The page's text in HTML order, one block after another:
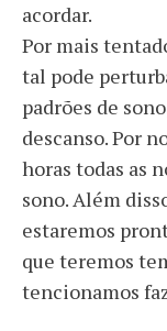
acordar.
Por mais
tal pode
padrões de
descanso. Por
horas todas as
sono. Além
estaremos
que teremos
tencionamos